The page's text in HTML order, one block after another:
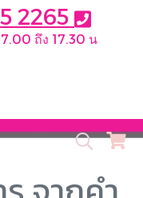
2265
7.00 ถึง 17.30 น